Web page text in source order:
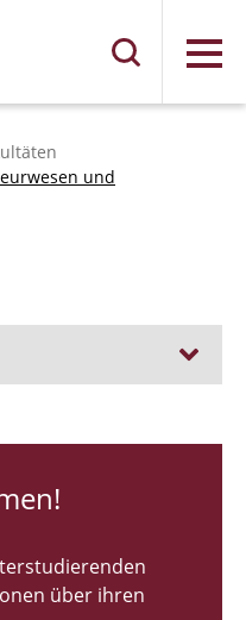
Menü
und
über ihren